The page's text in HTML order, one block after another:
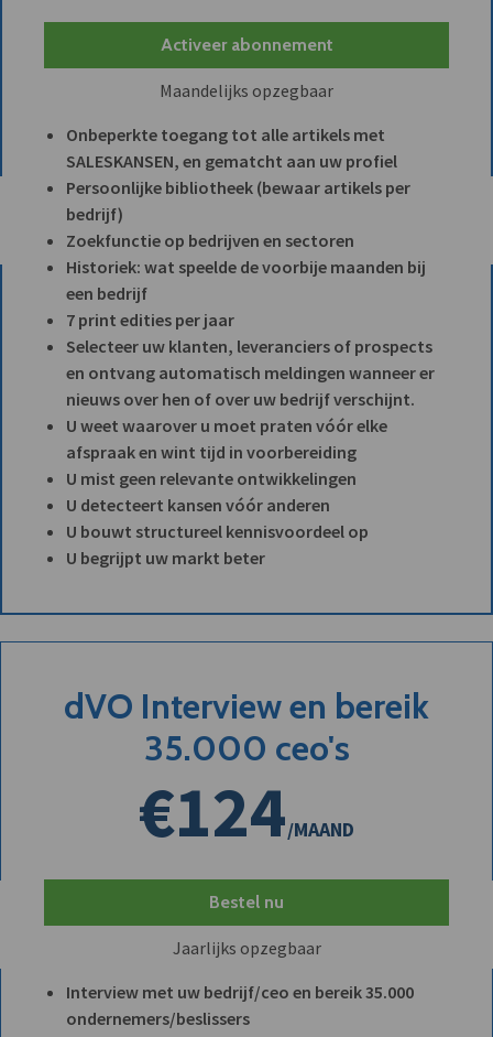
Activeer abonnement
Maandelijks opzegbaar
Onbeperkte toegang tot alle artikels met
SALESKANSEN, en gematcht aan uw profiel
Persoonlijke bibliotheek (bewaar artikels per
bedrijf)
Zoekfunctie op bedrijven en sectoren
Historiek: wat speelde de voorbije maanden bij
een bedrijf
7 print edities per jaar
Selecteer uw klanten, leveranciers of prospects
en ontvang automatisch meldingen wanneer er
nieuws over hen of over uw bedrijf verschijnt.
U weet waarover u moet praten vóór elke
afspraak en wint tijd in voorbereiding
U mist geen relevante ontwikkelingen
U detecteert kansen vóór anderen
U bouwt structureel kennisvoordeel op
U begrijpt uw markt beter
dVO Interview en bereik
35.000 ceo's
€124/MAAND
Bestel nu
Jaarlijks opzegbaar
Interview met uw bedrijf/ceo en bereik 35.000
ondernemers/beslissers